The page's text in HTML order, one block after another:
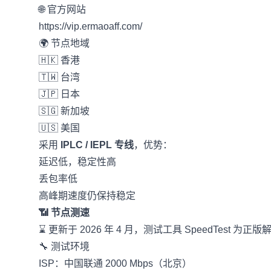
🌐 官方网站
https://vip.ermaoaff.com/
🌍 节点地域
🇭🇰 香港
🇹🇼 台湾
🇯🇵 日本
🇸🇬 新加坡
🇺🇸 美国
采用
IPLC / IEPL 专线，优势：
延迟低，稳定性高
丢包率低
高峰期速度仍保持稳定
📶 节点测速
⌛️ 更新于 2026 年 4 月，测试工具 SpeedTest 为正版
🔧 测试环境
ISP：中国联通 2000 Mbps（北京）